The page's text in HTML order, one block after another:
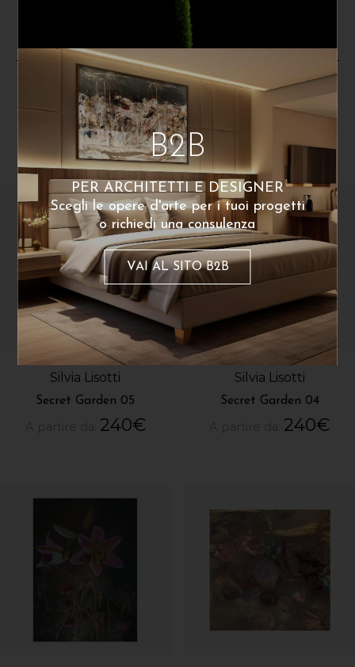
Dello stesso artista
Silvia Lisotti
Secret Garden 05
240€
Silvia Lisotti
Secret Garden 04
240€
B2B
PER ARCHITETTI E DESIGNER
Scegli le opere d'arte per i tuoi progetti
o richiedi una consulenza
VAI AL SITO B2B